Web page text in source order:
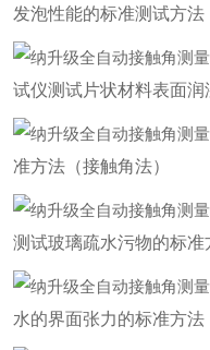
发泡性能的标准测试方法
试仪测试片状材料表面
准方法（接触角法）
测试玻璃疏水污物的标准
水的界面张力的标准方法